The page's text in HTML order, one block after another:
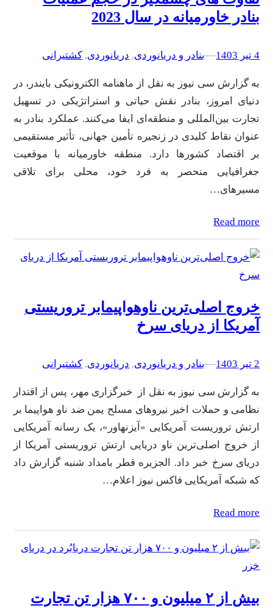
بنادر خاورمیانه در سال 2023
4 تیر 1403 –
–بنادر و دریانوردی, دریانوردی, کشتیرانی
به گزارش سی نیوز به نقل از ماهنامه الکترونیکی بایندر، در
دنیای امروز، بنادر نقش حیاتی و استراتژیکی در تسهیل
تجارت بین‌المللی و منطقه‌ای ایفا می‌کنند. عملکرد بنادر به
عنوان نقاط کلیدی در زنجیره تأمین جهانی، تأثیر مستقیمی
بر اقتصاد کشورها دارد. منطقه خاورمیانه با موقعیت
جغرافیایی منحصر به فرد خود، محلی برای تلاقی
مسیرهای…
Read more
خروج اصلی‌ترین ناوهواپیمابر تروریستی
آمریکا از دریای سرخ
2 تیر 1403 –
–بنادر و دریانوردی, دریانوردی, کشتیرانی
به گزارش سی نیوز به نقل از خبرگزاری مهر، پس از اقتدار
نظامی و حملات اخیر نیروهای مسلح یمن ضد ناو هواپیما بر
ارتش تروریست آمریکایی «آیزنهاور»، یک رسانه آمریکایی
از خروج اصلی‌ترین ناو دریایی ارتش تروریستی آمریکا از
دریای سرخ خبر داد. الجزیره قطر بامداد شنبه گزارش داد
که شبکه آمریکایی فاکس نیوز اعلام…
Read more
بیش از ۲ میلیون و ۷۰۰ هزار تن تجارت